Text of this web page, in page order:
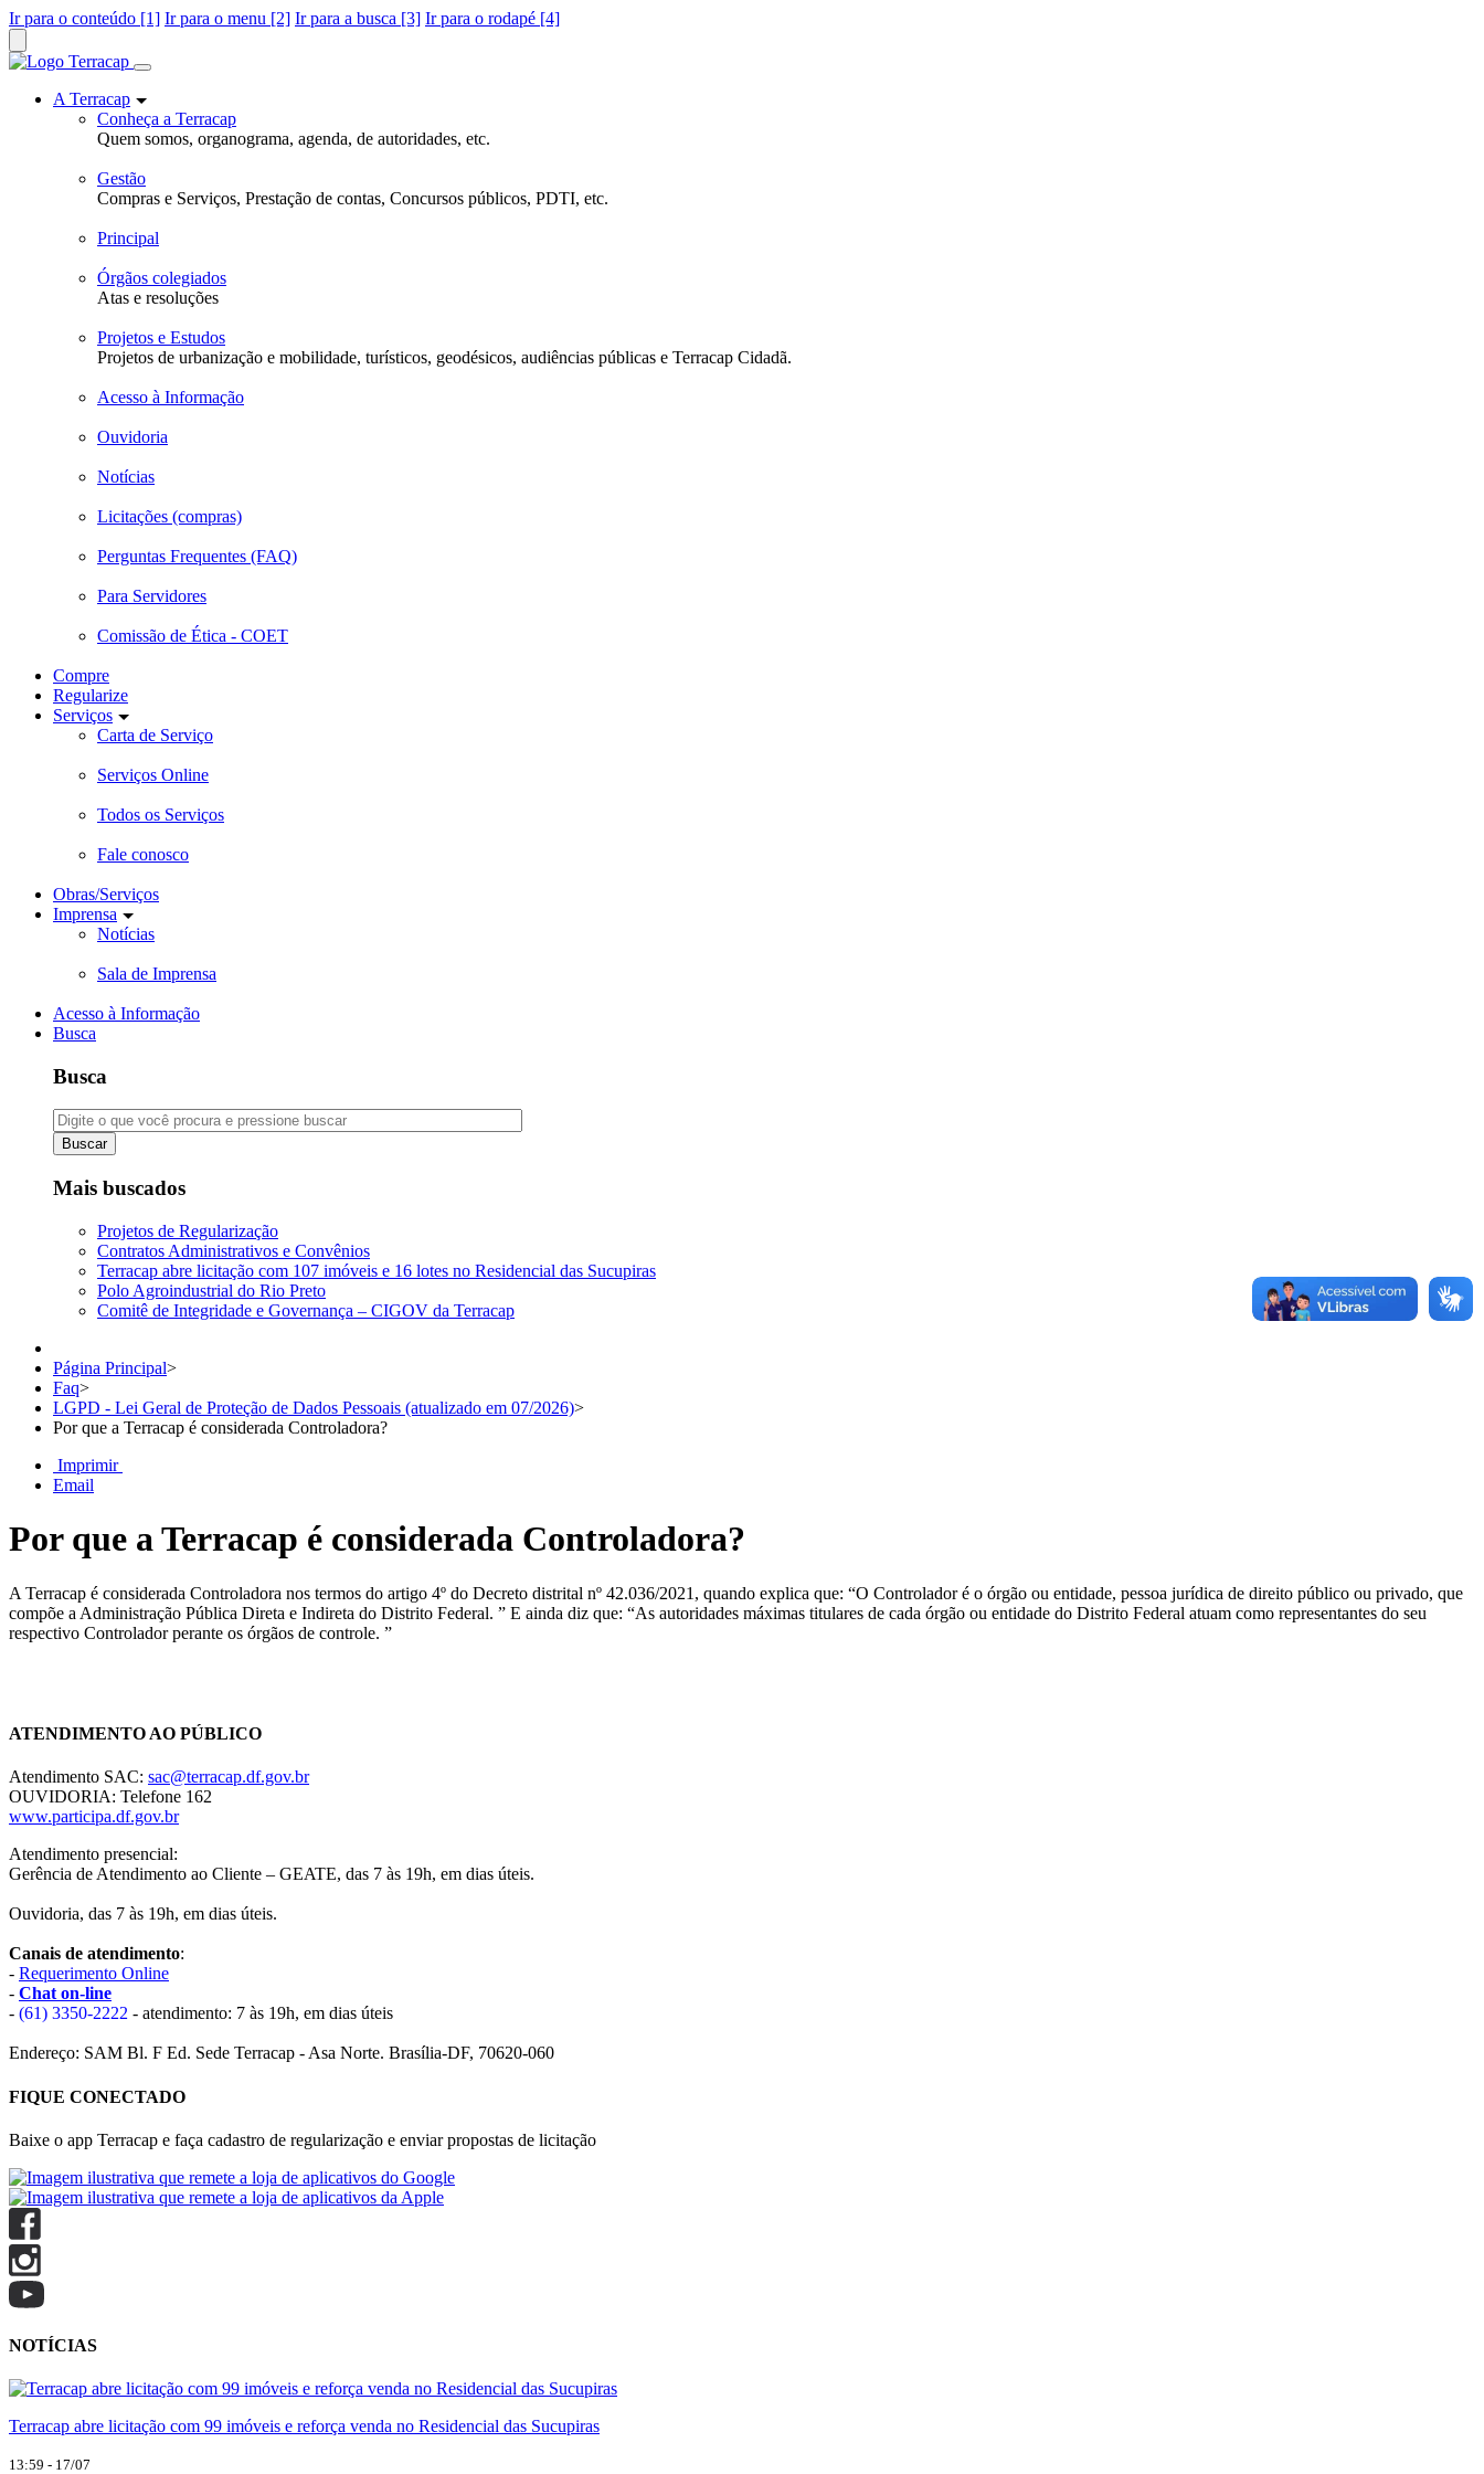
Ir para o conteúdo [1] Ir para o menu [2] Ir para a busca [3] Ir para o rodapé [4]
A Terracap
Conheça a Terracap
Quem somos, organograma, agenda, de autoridades, etc.
Gestão
Compras e Serviços, Prestação de contas, Concursos públicos, PDTI, etc.
Principal
Órgãos colegiados
Atas e resoluções
Projetos e Estudos
Projetos de urbanização e mobilidade, turísticos, geodésicos, audiências públicas e Terracap Cidadã.
Acesso à Informação
Ouvidoria
Notícias
Licitações (compras)
Perguntas Frequentes (FAQ)
Para Servidores
Comissão de Ética - COET
Compre
Regularize
Serviços
Carta de Serviço
Serviços Online
Todos os Serviços
Fale conosco
Obras/Serviços
Imprensa
Notícias
Sala de Imprensa
Acesso à Informação
Busca
Busca
Buscar
Mais buscados
Projetos de Regularização
Contratos Administrativos e Convênios
Terracap abre licitação com 107 imóveis e 16 lotes no Residencial das Sucupiras
Polo Agroindustrial do Rio Preto
Comitê de Integridade e Governança – CIGOV da Terracap
Página Principal>
Faq>
LGPD - Lei Geral de Proteção de Dados Pessoais (atualizado em 07/2026)>
Por que a Terracap é considerada Controladora?
Imprimir
Email
Por que a Terracap é considerada Controladora?
A Terracap é considerada Controladora nos termos do artigo 4º do Decreto distrital nº 42.036/2021, quando explica que: “O Controlador é o órgão ou entidade, pessoa jurídica de direito público ou privado, que
compõe a Administração Pública Direta e Indireta do Distrito Federal. ” E ainda diz que: “As autoridades máximas titulares de cada órgão ou entidade do Distrito Federal atuam como representantes do seu
respectivo Controlador perante os órgãos de controle. ”
ATENDIMENTO AO PÚBLICO
Atendimento SAC: sac@terracap.df.gov.br
OUVIDORIA: Telefone 162
www.participa.df.gov.br
Atendimento presencial:
Gerência de Atendimento ao Cliente – GEATE, das 7 às 19h, em dias úteis.
Ouvidoria, das 7 às 19h, em dias úteis.
Canais de atendimento:
- Requerimento Online
- Chat on-line
- (61) 3350-2222 - atendimento: 7 às 19h, em dias úteis
Endereço: SAM Bl. F Ed. Sede Terracap - Asa Norte. Brasília-DF, 70620-060
FIQUE CONECTADO
Baixe o app Terracap e faça cadastro de regularização e enviar propostas de licitação
NOTÍCIAS
Terracap abre licitação com 99 imóveis e reforça venda no Residencial das Sucupiras
13:59 - 17/07